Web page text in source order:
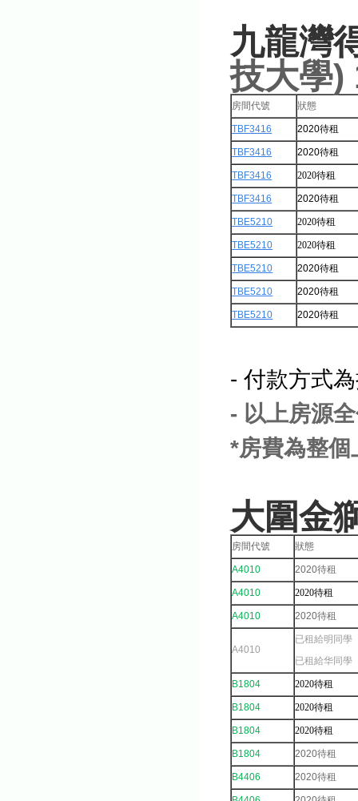
九龍灣
技大學)
房間代號 狀態
TBF3416 2020待租
TBF3416 2020待租
TBF3416 2020待租
TBF3416 2020待租
TBE5210 2020待租
TBE5210 2020待租
TBE5210 2020待租
TBE5210 2020待租
TBE5210 2020待租
- 付款方式
- 以上房源
*房費為整
大圍金
房間代號 狀態
A4010 2020待租
A4010 2020待租
A4010 2020待租
A4010
已租給明同學
已租給华同學
B1804 2020待租
B1804 2020待租
B1804 2020待租
B1804 2020待租
B4406 2020待租